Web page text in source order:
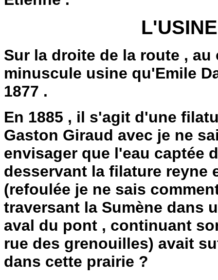
Sur la droite de la route ,
minuscule usine qu'Emile
1877 .
En 1885 , il s'agit d'une
Gaston Giraud avec je ne
envisager que l'eau captée
desservant la filature reyne
(refoulée je ne sais
traversant la Sumène dans
aval du pont , continuant
rue des grenouilles) avait
dans cette prairie ?